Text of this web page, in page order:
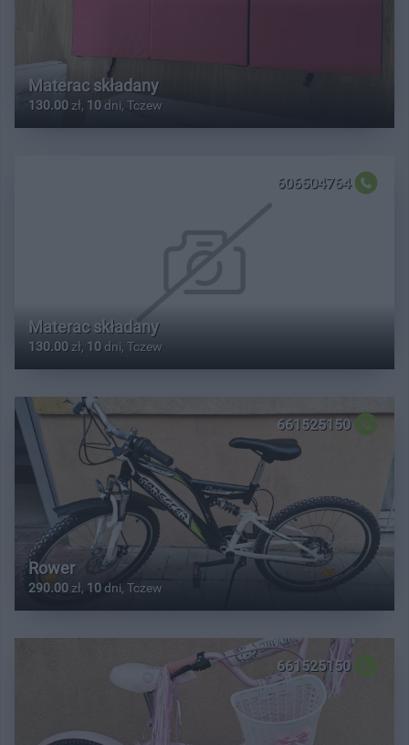
Materac składany
130.00 zł, 10 dni, Tczew
606504764
Materac składany
130.00 zł, 10 dni, Tczew
661525150
Rower
290.00 zł, 10 dni, Tczew
661525150